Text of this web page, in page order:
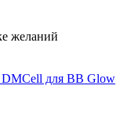
желаний